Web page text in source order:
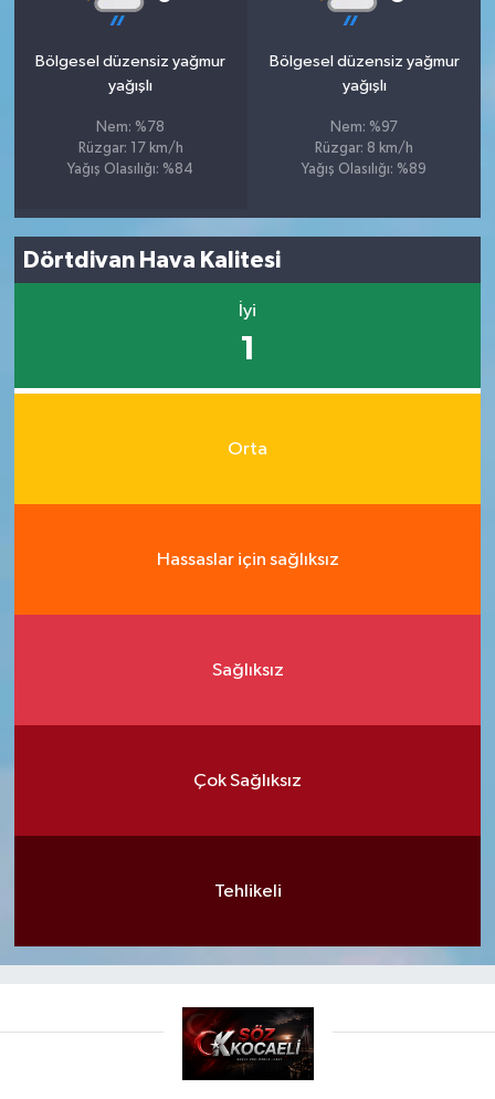
Bölgesel düzensiz yağmur
yağışlı
Nem: %78
Rüzgar: 17 km/h
Yağış Olasılığı: %84
Bölgesel düzensiz yağmur
yağışlı
Nem: %97
Rüzgar: 8 km/h
Yağış Olasılığı: %89
Dörtdivan Hava Kalitesi
İyi
1
Orta
Hassaslar için sağlıksız
Sağlıksız
Çok Sağlıksız
Tehlikeli